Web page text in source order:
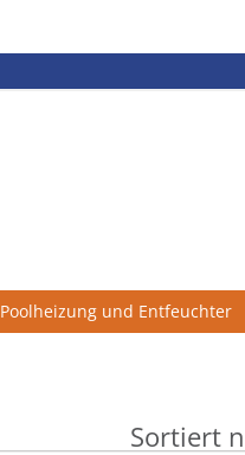
Poolheizung und Entfeuchter
Sortiert